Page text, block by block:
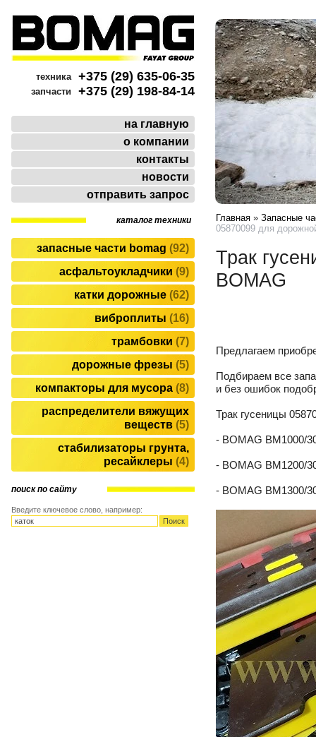
техника +375 (29) 635-06-35
запчасти +375 (29) 198-84-14
на главную
о компании
контакты
новости
отправить запрос
каталог техники
запасные части bomag 92
асфальтоукладчики 9
катки дорожные 62
виброплиты
16
трамбовки 7
дорожные фрезы 5
компакторы для мусора 8
распределители вяжущих
веществ 5
стабилизаторы грунта,
ресайклеры 4
поиск по сайту
Введите ключевое слово, например:
Главная » Запасные
05870099 для
Трак
BOMAG
Предлагаем
Подбираем все
и без ошибок
Трак гусеницы
- BOMAG BM1000/
- BOMAG BM1200/
- BOMAG BM1300/